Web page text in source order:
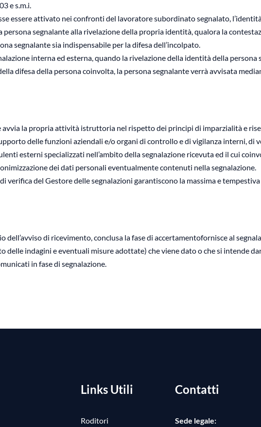
e s.m.i.
essere attivato nei confronti del lavoratore subordinato segnalato,
persona segnalante alla rivelazione della propria identità, qualora la
segnalante sia indispensabile per la difesa dell’incolpato.
interna ed esterna, quando la rivelazione della identità della
difesa della persona coinvolta, la persona segnalante verrà avvisata
avvia la propria attività istruttoria nel rispetto dei principi di imparzialità e
delle funzioni aziendali e/o organi di controllo e di vigilanza interni,
esterni specializzati nell’ambito della segnalazione ricevuta ed il cui
dei dati personali eventualmente contenuti nella segnalazione.
verifica del Gestore delle segnalazioni garantiscono la massima e
dell’avviso di ricevimento, conclusa la fase di accertamentofornisce al
delle indagini e eventuali misure adottate) che viene dato o che si intende
in fase di segnalazione.
Links Utili
Roditori
Contatti
Sede legale: